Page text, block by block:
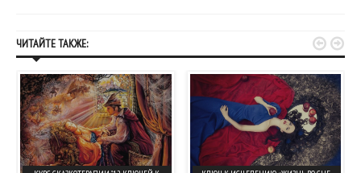
ЧИТАЙТЕ ТАКЖЕ:  